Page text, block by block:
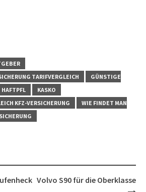
TARIFVERGLEICH
GÜNSTIGE
HAFTPFL
KASKO
KFZ-VERSICHERUNG
WIE FINDET MAN
Volvo S90 für die Oberklasse